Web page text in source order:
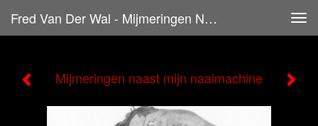
Fred Van Der Wal - Mijmeringen Naast Mijn Naaimachine
Mijmeringen naast mijn naaimachine